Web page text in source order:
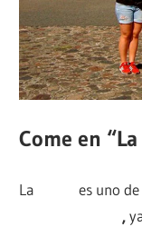
Come en
La es uno
,